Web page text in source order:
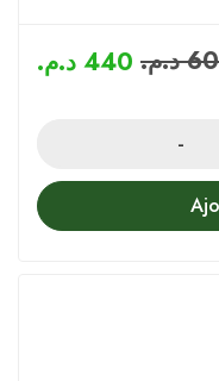
د.م. 440 د.م.